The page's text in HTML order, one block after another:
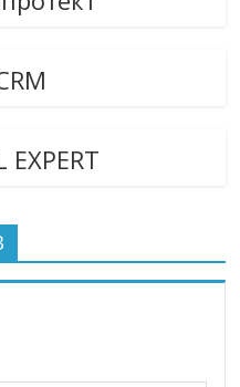
EXPERT